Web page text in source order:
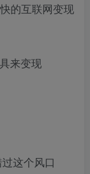
的互联网变现
来变现
这个风口